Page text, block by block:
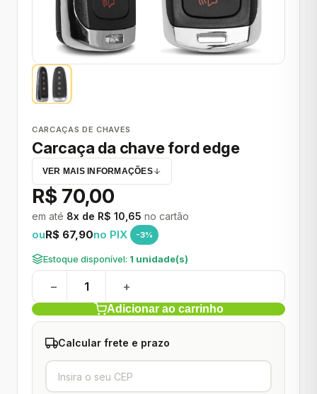
CARCAÇAS DE CHAVES
Carcaça da chave ford edge
VER MAIS INFORMAÇÕES
R$ 70,00
em até 8x de R$ 10,65 no cartão
ouR$ 67,90no PIX -3%
Estoque disponível: 1 unidade(s)
− +
Adicionar ao carrinho
Calcular frete e prazo